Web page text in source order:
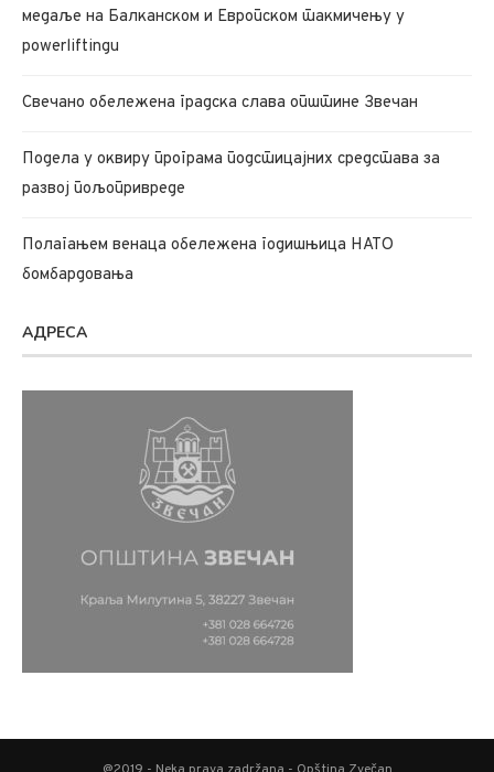
медаље на Балканском и Европском такмичењу у
powerliftingu
Свечано обележена градска слава општине Звечан
Подела у оквиру програма подстицајних средстава за
развој пољопривреде
Полагањем венаца обележена годишњица НАТО
бомбардовања
АДРЕСА